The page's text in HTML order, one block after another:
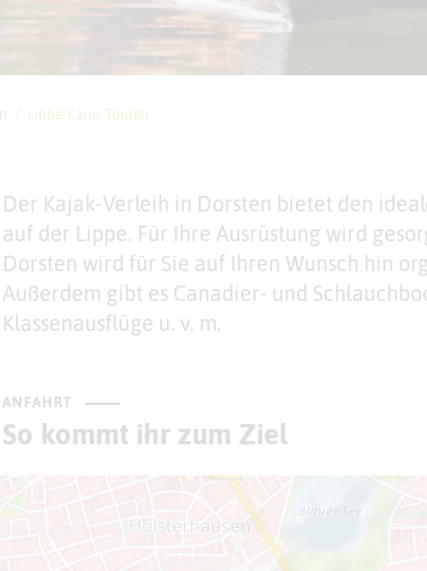
Lippe-Kanu-Touren
Der Kajak-Verleih in Dorsten bietet den
auf der Lippe. Für Ihre Ausrüstung wird
Dorsten wird für Sie auf Ihren Wunsch hin
Außerdem gibt es Canadier- und
Klassenausflüge u. v. m.
ANFAHRT
So kommt ihr zum Ziel